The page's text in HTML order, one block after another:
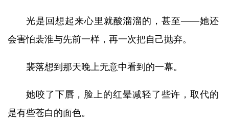
光是回想起来心里就酸溜溜的，甚至——她还
会害怕裴淮与先前一样，再一次把自己抛弃。
裴落想到那天晚上无意中看到的一幕。
她咬了下唇，脸上的红晕减轻了些许，取代的
是有些苍白的面色。